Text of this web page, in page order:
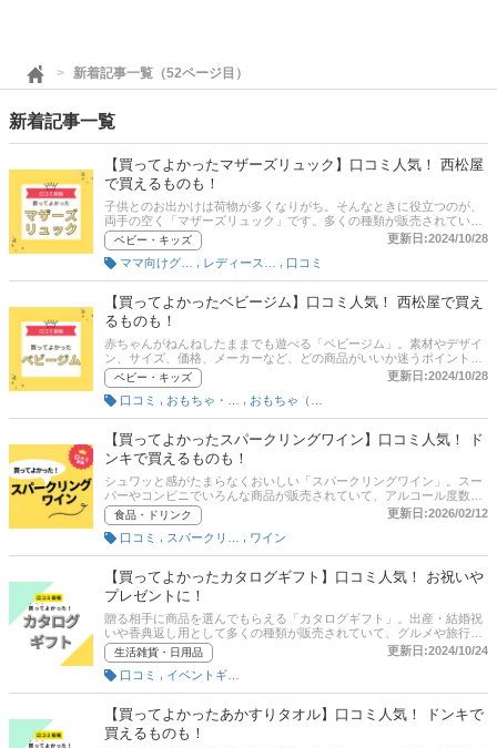
新着記事一覧（52ページ目）
新着記事一覧
【買ってよかったマザーズリュック】口コミ人気！ 西松屋
で買えるものも！
子供とのお出かけは荷物が多くなりがち。そんなときに役立つのが、
両手の空く「マザーズリュック」です。多くの種類が販売されてい
て、形状やデザインなど、どの商品がいいか迷うポイントもたくさん
あります。この記事ではマザーズリュックユーザーがおすすめする
「買ってよかった商品」だけを紹介します。 商品の口コミはもちろ
ん、収納力や軽さなどの評価ポイントも聞いてみたので、各項目にも
注目して商品選びの参考にしてください！
ベビー・キッズ
更新日:2024/10/28
口コミ
【買ってよかったベビージム】口コミ人気！ 西松屋で買え
るものも！
赤ちゃんがねんねしたままでも遊べる「ベビージム」。素材やデザイ
ン、サイズ、価格、メーカーなど、どの商品がいいか迷うポイントは
たくさんあります。この記事ではベビージムを使っているママやパパ
がおすすめする「買ってよかった商品」だけを紹介します。 商品の口
コミはもちろん、コスパや機能性、収納のしやすさの満足度といった
評価ポイントも聞いてみたので、各項目にも注目して商品選びの参考
にしてください！
ベビー・キッズ
更新日:2024/10/28
口コミ
【買ってよかったスパークリングワイン】口コミ人気！ ド
ンキで買えるものも！
シュワッと感がたまらなくおいしい「スパークリングワイン」。スー
パーやコンビニでいろんな商品が販売されていて、アルコール度数、
カロリー、甘口・辛口かなど、どの商品がいいか迷うポイントがたく
さんあります。この記事ではスパークリングワイン好きがおすすめす
る「買ってよかった商品」だけを紹介します。 商品の口コミはもちろ
ん、コスパや味・おいしさ、香り・風味の評価ポイントも聞いてみた
ので、各項目にも注目して商品選びの参考にしてください！
食品・ドリンク
更新日:2026/02/12
口コミ
ワイン
【買ってよかったカタログギフト】口コミ人気！ お祝いや
プレゼントに！
贈る相手に商品を選んでもらえる「カタログギフト」。出産・結婚祝
いや香典返し用として多くの種類が販売されていて、グルメや旅行な
ど、どの商品がいいか迷いますよね。この記事ではカタログギフトを
利用したことがある人がおすすめする「買ってよかった商品」だけを
紹介します。 商品の口コミはもちろん、コスパや商品ラインナップの
満足度といった評価ポイントも聞いてみたので、各項目にも注目して
商品選びの参考にしてください！
生活雑貨・日用品
更新日:2024/10/24
口コミ
【買ってよかったあかすりタオル】口コミ人気！ ドンキで
買えるものも！